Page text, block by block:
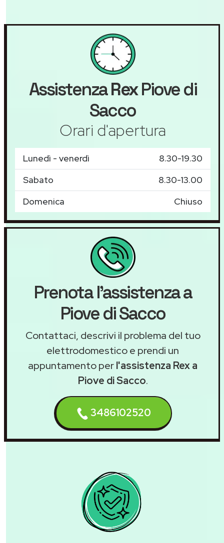
AssistenzaRexPiove di
Sacco
Orari d'apertura
Lunedì - venerdì
8.30-19.30
Sabato
8.30-13.00
Domenica
Chiuso
Prenota l'assistenza a
Piove di Sacco
Contattaci, descrivi il problema del tuo
elettrodomestico e prendi un
appuntamento perl'assistenza Rex a
Piove di Sacco.
3486102520